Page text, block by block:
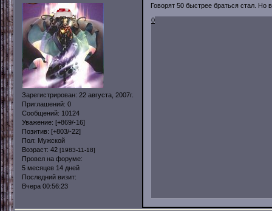
Зарегистрирован: 22 августа, 2007г.
Приглашений: 0
Сообщений: 10124
Уважение: [+869/-16]
Позитив: [+803/-22]
Пол: Мужской
Возраст: 42 [1983-11-18]
Провел на форуме:
5 месяцев 14 дней
Последний визит:
Вчера 00:56:23
Говорят 50 быстрее браться стал.
0